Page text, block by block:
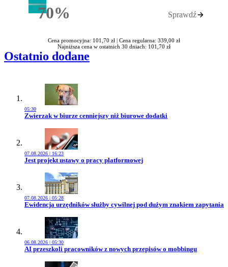
70%Rabatu Sprawdź
Cena promocyjna: 101,70 zł | Cena regularna: 339,00 zł
Najniższa cena w ostatnich 30 dniach: 101,70 zł
Ostatnio dodane
05:30
Przejdź do artykułu:
Zwierzak w biurze cenniejszy niż biurowe dodatki
07.08.2026 | 16:23
Przejdź do artykułu:
Jest projekt ustawy o pracy platformowej
07.08.2026 | 05:28
Przejdź do artykułu:
Ewidencja urzędników służby cywilnej pod dużym znakiem zapytania
06.08.2026 | 05:30
Przejdź do artykułu:
AI przeszkoli pracowników z nowych przepisów o mobbingu